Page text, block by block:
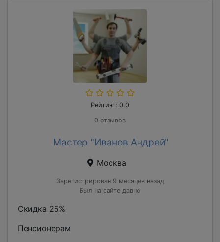
Рейтинг: 0.0
0 отзывов
Мастер "Иванов Андрей"
Москва
Зарегистрирован 9 месяцев назад
Был на сайте давно
Скидка 25%
Пенсионерам